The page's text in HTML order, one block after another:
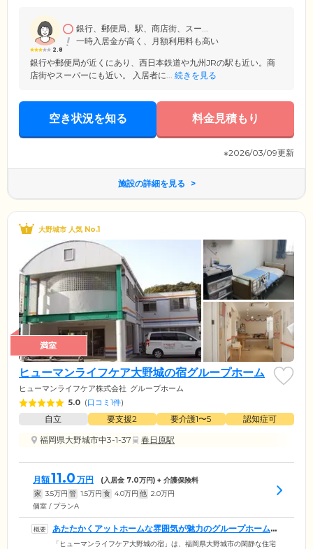
ますのでご安心ください。
2.8
銀行、郵便局、駅、商店街、スー...
一時入居金が高く、月額利用料も高い
銀行や郵便局が近くにあり、西日本鉄道や九州JRの駅も近い。商
店街やスーパーにも近い。 入居者に... 続きを見る
空き状況を知る 料金見積もり
※2026/03/09更新
施設の詳細を見る
大野城市 人気 No.1
満室
ヒューマンライフケア大野城の宿グループホーム
ヒューマンライフケア株式会社 グループホーム
5.0 (口コミ1件)
自立 要支援2 要介護1〜5
認知症可
福岡県大野城市中3-1-37
春日原駅
月額11.0 万円 (入居金 7.0万円) + 介護保険料
家 3.5万円 管 1.5万円 食 4.0万円 他 2.0万円
個室 / プランA
あたたかくアットホームな雰囲気が魅力のグループホームで
す「ヒューマンライフケア大野城の宿」は、福岡県大野城市の閑静な住宅